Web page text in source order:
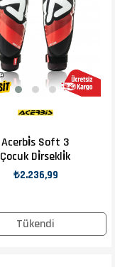
Tükendi
Acerbi̇s Soft 3
Çocuk Di̇rsekli̇k
₺2.236,99